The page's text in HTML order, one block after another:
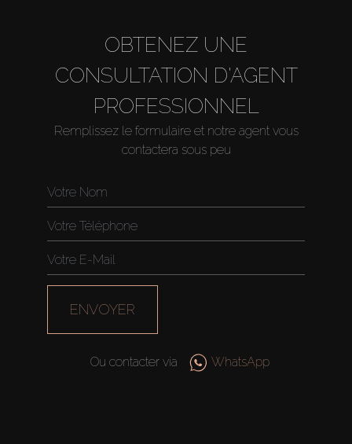
OBTENEZ UNE
CONSULTATION D'AGENT
PROFESSIONNEL
Remplissez le formulaire et notre agent vous
contactera sous peu
ENVOYER
Ou contacter via WhatsApp